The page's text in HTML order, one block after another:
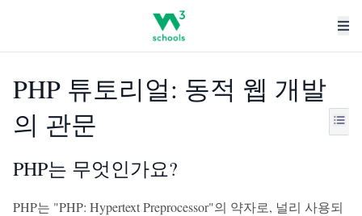
PHP 튜토리얼: 동적 웹 개발
의 관문
PHP는 무엇인가요?
PHP는 "PHP: Hypertext Preprocessor"의 약자로, 널리 사용되